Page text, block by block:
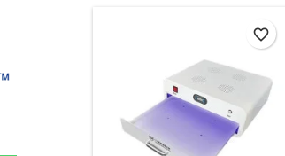
favorite_border